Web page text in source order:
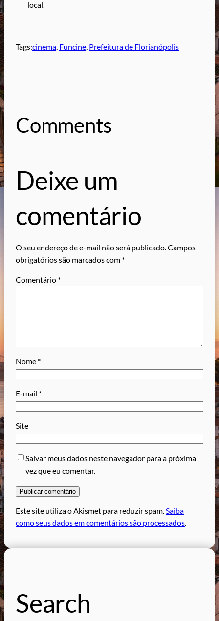
local.
Tags:cinema, Funcine, Prefeitura de Florianópolis
Comments
Deixe um
comentário
O seu endereço de e-mail não será publicado. Campos
obrigatórios são marcados com *
Comentário *
Nome *
E-mail *
Site
Salvar meus dados neste navegador para a próxima
vez que eu comentar.
Este site utiliza o Akismet para reduzir spam.Saiba
como seus dados em comentários são processados.
Search